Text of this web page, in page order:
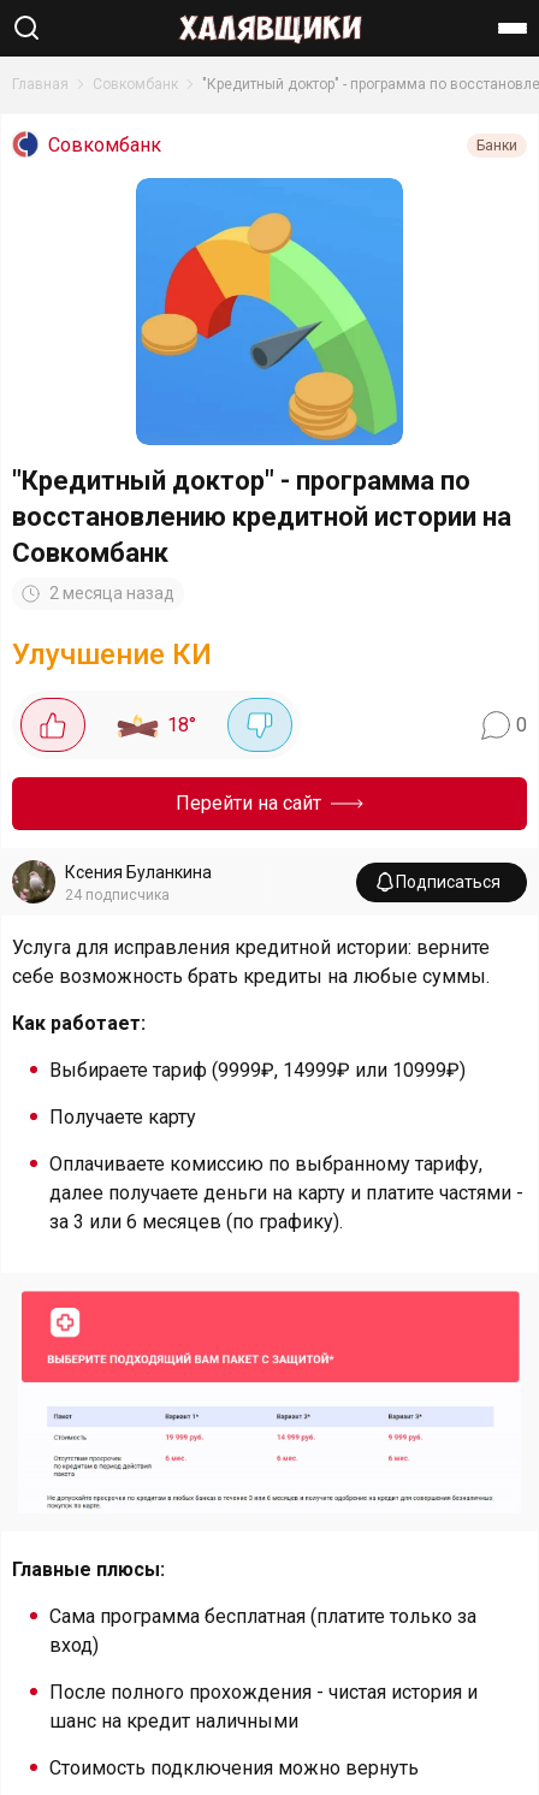
Найти
Главная Совкомбанк "Кредитный доктор" - программа по
Совкомбанк Банки
"Кредитный доктор" - программа по
восстановлению кредитной истории на
Совкомбанк
2 месяца назад
Улучшение КИ
18° 0
Перейти на сайт
Ксения Буланкина
24 подписчика
Подписаться
Услуга для исправления кредитной истории: верните
себе возможность брать кредиты на любые суммы.
Как работает:
Выбираете тариф (9999₽, 14999₽ или 10999₽)
Получаете карту
Оплачиваете комиссию по выбранному тарифу,
далее получаете деньги на карту и платите частями -
за 3 или 6 месяцев (по графику).
Главные плюсы:
Сама программа бесплатная (платите только за
вход)
После полного прохождения - чистая история и
шанс на кредит наличными
Стоимость подключения можно вернуть